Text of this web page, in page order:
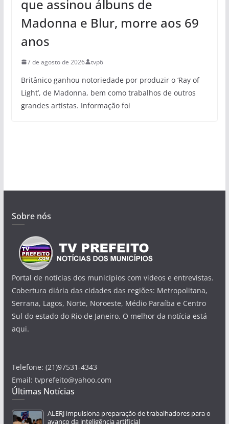
que assinou álbuns de
Madonna e Blur, morre aos 69
anos
7 de agosto de 2026 tvp6
Britânico ganhou notoriedade por produzir o ‘Ray of
Light’, de Madonna, bem como trabalhos de outros
grandes artistas. Informação foi
Sobre nós
Portal de notícias dos municípios com videos e entrevistas.
Cobertura diária das cidades das regiões: Metropolitana,
Serrana, Lagos, Norte, Noroeste, Médio Paraíba e Centro
Sul do estado do Rio de Janeiro. O melhor da notícia está
aqui.
Telefone: (21)97531-4343
Email: tvprefeito@yahoo.com
Últimas Notícias
ALERJ impulsiona preparação de trabalhadores para o
avanço da inteligência artificial